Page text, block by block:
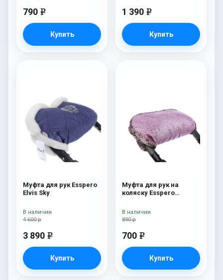
790 e
Купить
1 390 e
Купить
Муфта для рук Esspero
Elvis Sky
4 600 р
3 890 e
Купить
В наличии
Муфта для рук на
коляску Esspero
890 р
700 e
Купить
В наличии